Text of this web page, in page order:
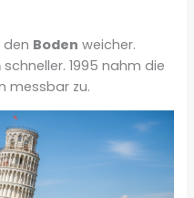
den Boden weicher.
schneller. 1995 nahm die
messbar zu.